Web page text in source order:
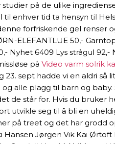
studier på de ulike
til enhver tid ta hensyn til
forfriskende gel renser
ELEFANTLUE 50,-
Nyhet 6409 Lys strågul
på Video varm solrik
23. sept hadde vi en aldri
alle plagg til barn og
de står for. Hvis du bruker
utvikle seg til å bli en
på treet og det har grodd
Hansen Jørgen Vik Kai